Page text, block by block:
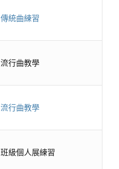
傳統曲練習
流行曲教學
流行曲教學
班級個人展練習